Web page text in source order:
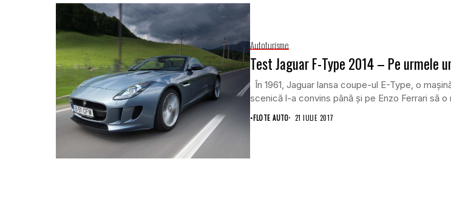
Autoturisme
Test Jaguar F-Type 2014 – Pe urmele
În 1961, Jaguar lansa coupe-ul E-Type, o
scenică l-a convins până și pe Enzo Ferrari să o
•FLOTE AUTO 21 IULIE 2017